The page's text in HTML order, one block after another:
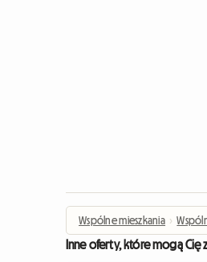
Wspólne mieszkania ›
Inne oferty, które mogą Cię